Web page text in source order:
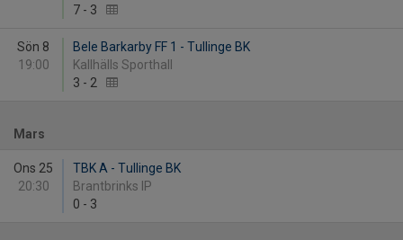
7 - 3
Sön 8
19:00
Bele Barkarby FF 1 - Tullinge BK
Kallhälls Sporthall
3 - 2
Mars
Ons 25
20:30
TBK A - Tullinge BK
Brantbrinks IP
0 - 3